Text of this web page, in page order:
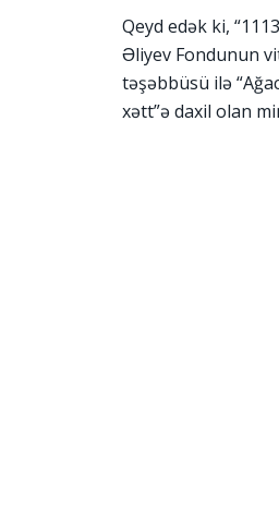
Qeyd edək ki,
Əliyev Fondunun
təşəbbüsü ilə
xətt”ə daxil olan